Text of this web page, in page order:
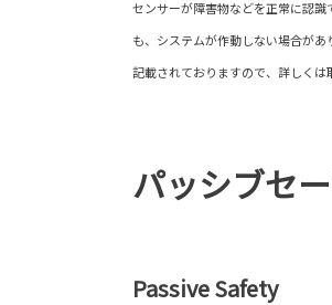
センサーが障害物などを正常に認
も、システムが作動しない場合が
記載されておりますので、詳しくは
パッシブセ
Passive Safety